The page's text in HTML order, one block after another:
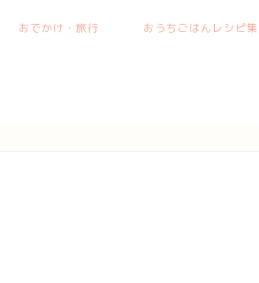
おでかけ・旅行 おうちごはんレシピ集